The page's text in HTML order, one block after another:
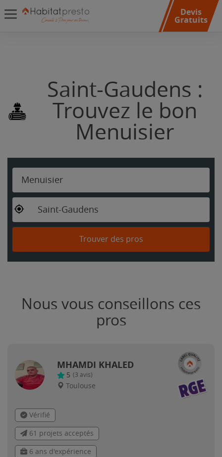
Devis
Gratuits
Saint-Gaudens :
Trouvez le bon
Menuisier
Menuisier
Saint-Gaudens
Trouver des pros
Nous vous conseillons ces
pros
MHAMDI KHALED
5 (3 avis)
Toulouse
Vérifié
61 projets acceptés
6 ans d'expérience